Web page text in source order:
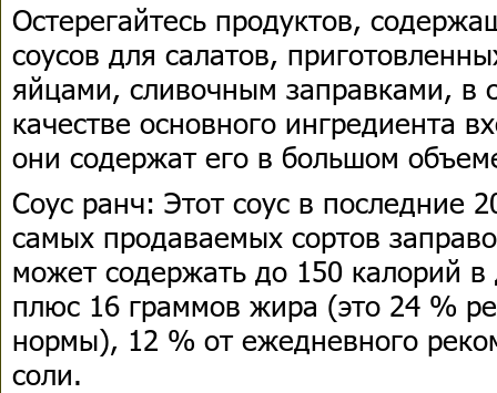
Остерегайтесь продуктов,
соусов для салатов,
яйцами, сливочным заправками, в
качестве основного ингредиента
они содержат его в большом
Соус ранч: Этот соус в последние
самых продаваемых сортов
может содержать до 150 калорий
плюс 16 граммов жира (это 24 %
нормы), 12 % от ежедневного
соли.